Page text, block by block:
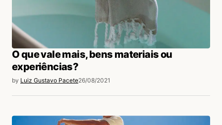
O que vale mais, bens materiais ou
experiências?
by Luiz Gustavo Pacete26/08/2021